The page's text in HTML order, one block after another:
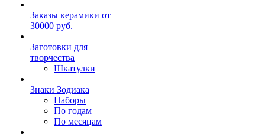
Заказы керамики от
30000 руб.
Заготовки для
творчества
Шкатулки
Знаки Зодиака
Наборы
По годам
По месяцам